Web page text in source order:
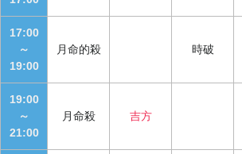
17:00
～
19:00
月命的殺 時破
19:00
～
21:00
月命殺 吉方